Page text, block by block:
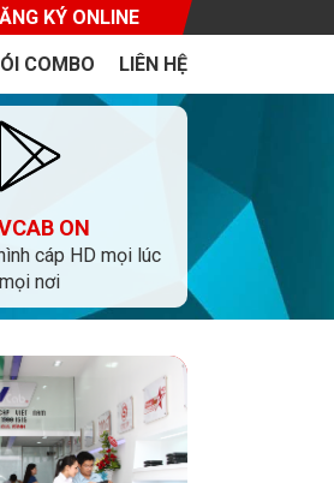
KÝ ONLINE
COMBO LIÊN HỆ
ON
cáp HD mọi lúc
mọi nơi